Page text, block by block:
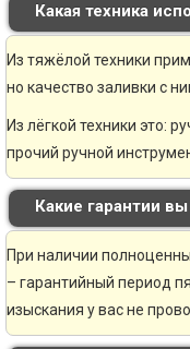
Какая техника
Из тяжёлой техники
но качество заливки с
Из лёгкой техники это:
прочий ручной
Какие гарантии
При наличии
– гарантийный период
изыскания у вас не